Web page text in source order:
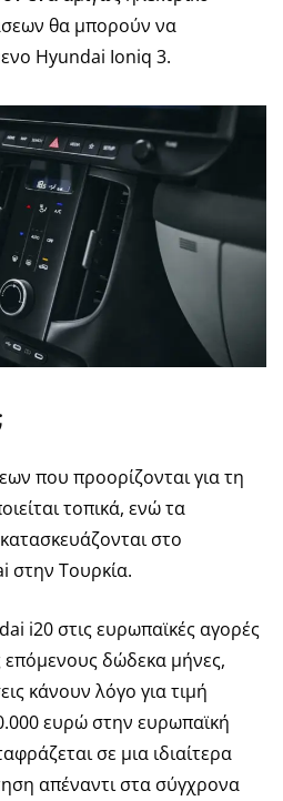
θα μπορούν να
Hyundai Ioniq 3.
;
που προορίζονται για τη
τοπικά, ενώ τα
στο
στην Τουρκία.
i20 στις ευρωπαϊκές αγορές
δώδεκα μήνες,
κάνουν λόγο για τιμή
ευρώ στην ευρωπαϊκή
σε μια ιδιαίτερα
απέναντι στα σύγχρονα